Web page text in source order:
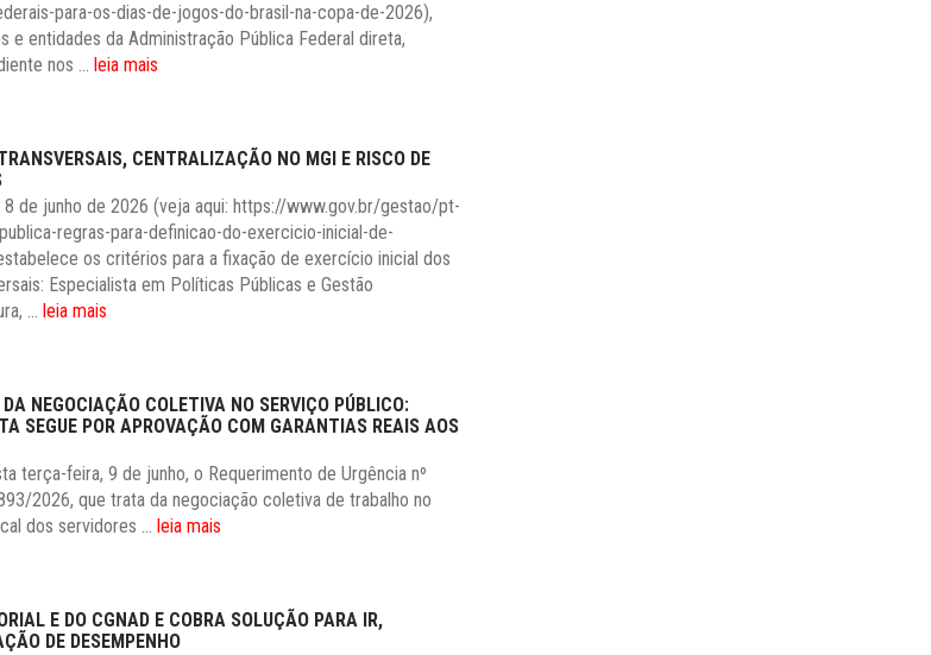
para-os-dias-de-jogos-do-brasil-na-copa-de-2026),
e entidades da Administração Pública Federal direta,
nos ... leia mais
CENTRALIZAÇÃO NO MGI E RISCO DE
8 de junho de 2026 (veja aqui: https://www.gov.br/gestao/pt-
regras-para-definicao-do-exercicio-inicial-de-
os critérios para a fixação de exercício inicial dos
Especialista em Políticas Públicas e Gestão
... leia mais
NEGOCIAÇÃO COLETIVA NO SERVIÇO PÚBLICO:
SEGUE POR APROVAÇÃO COM GARANTIAS REAIS AOS
terça-feira, 9 de junho, o Requerimento de Urgência nº
2026, que trata da negociação coletiva de trabalho no
dos servidores ... leia mais
E DO CGNAD E COBRA SOLUÇÃO PARA IR,
DE DESEMPENHO